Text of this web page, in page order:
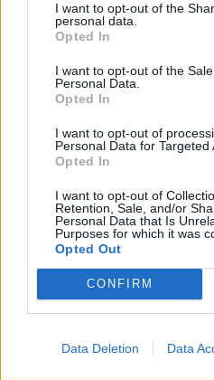
I want to opt-out of the
personal data.
Opted In
I want to opt-out of the
Personal Data.
Opted In
I want to opt-out of
Personal Data for Targeted
Opted In
I want to opt-out of
Retention, Sale, and/or
Personal Data that Is
Purposes for which it was
Opted Out
CONFIRM
Data Deletion Data
µου πιό εύκολη.
– Αντέχεις να ζεις µε µιά
Κοίταξε, αυτό είναι µεγάλη
– Για να πάµε στη µεγάλη
Κοινωνικά την αντέχω. Το
είναι αγώνας. ∆εν είναι